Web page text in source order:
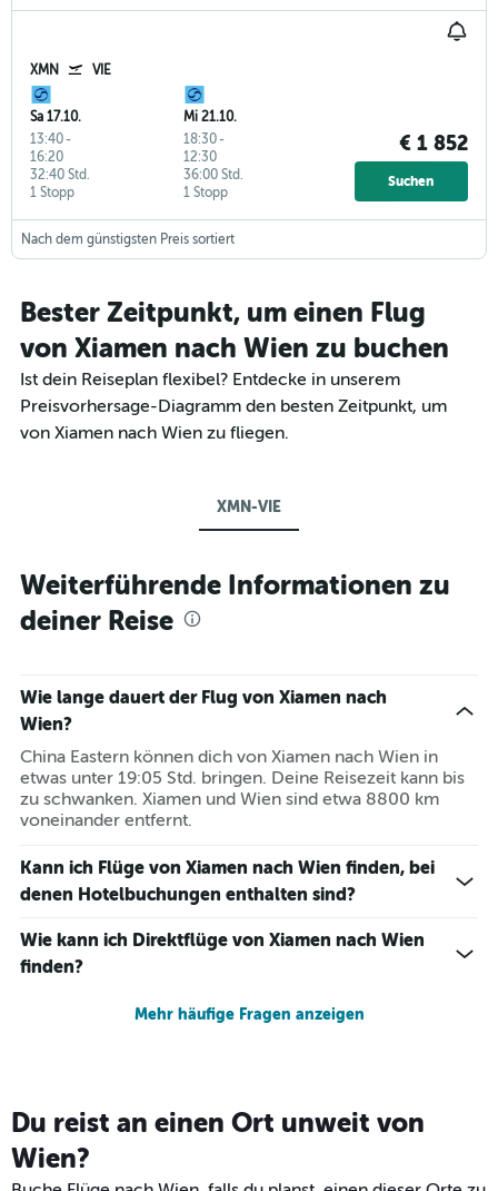
XMN VIE
Sa 17.10.
13:40-
16:20
1 Stopp
32:40 Std.
Mi 21.10.
18:30-
12:30
1 Stopp
36:00 Std.
€ 1 852
Suchen
Nach dem günstigsten Preis sortiert
Bester Zeitpunkt, um einen Flug
von Xiamen nach Wien zu buchen
Ist dein Reiseplan flexibel? Entdecke in unserem
Preisvorhersage-Diagramm den besten Zeitpunkt, um
von Xiamen nach Wien zu fliegen.
XMN-VIE
Weiterführende Informationen zu
deiner Reise
Wie lange dauert der Flug von Xiamen nach
Wien?
China Eastern können dich von Xiamen nach Wien in
etwas unter 19:05 Std. bringen. Deine Reisezeit kann bis
zu schwanken. Xiamen und Wien sind etwa 8800 km
voneinander entfernt.
Kann ich Flüge von Xiamen nach Wien finden, bei
denen Hotelbuchungen enthalten sind?
Wie kann ich Direktflüge von Xiamen nach Wien
finden?
Mehr häufige Fragen anzeigen
Du reist an einen Ort unweit von
Wien?